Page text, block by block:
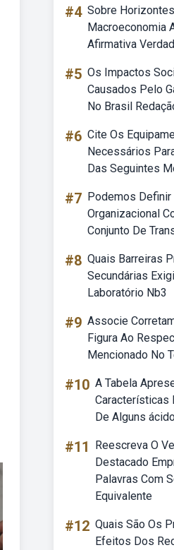
#4 Sobre
Macroeconomia
Afirmativa
#5 Os Impactos
Causados Pelo
No Brasil
#6 Cite Os
Necessários
Das Seguintes
#7 Podemos Definir
Organizacional
Conjunto De
#8 Quais Barreiras
Secundárias
Laboratório Nb3
#9 Associe
Figura Ao
Mencionado No
#10 A Tabela
Características
De Alguns
#11
Reescreva O
Destacado
Palavras Com
Equivalente
#12 Quais São Os
Efeitos Dos